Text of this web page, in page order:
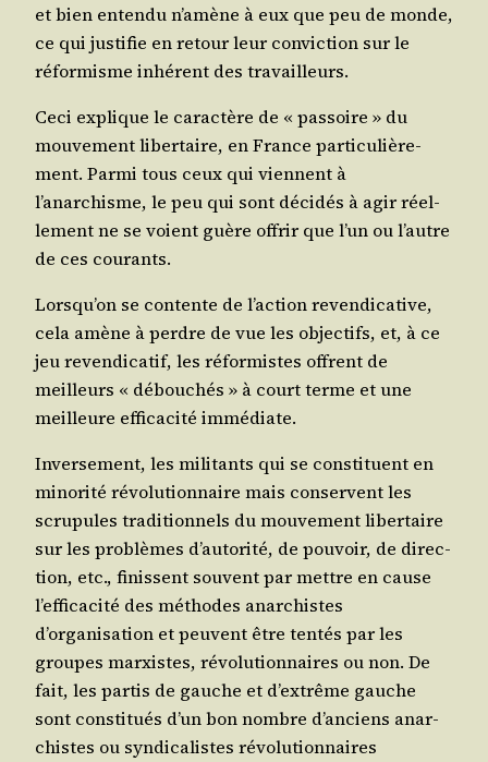
et bien enten­du n’amène à eux que peu de monde,
ce qui jus­ti­fie en retour leur convic­tion sur le
réfor­misme inhé­rent des travailleurs.
Ceci explique le carac­tère de « pas­soire » du
mou­ve­ment liber­taire, en France par­ti­cu­liè­re­
ment. Par­mi tous ceux qui viennent à
l’anarchisme, le peu qui sont déci­dés à agir réel­
le­ment ne se voient guère offrir que l’un ou l’autre
de ces courants.
Lorsqu’on se contente de l’action reven­di­ca­tive,
cela amène à perdre de vue les objec­tifs, et, à ce
jeu reven­di­ca­tif, les réfor­mistes offrent de
meilleurs « débou­chés » à court terme et une
meilleure effi­ca­ci­té immédiate.
Inver­se­ment, les mili­tants qui se consti­tuent en
mino­ri­té révo­lu­tion­naire mais conservent les
scru­pules tra­di­tion­nels du mou­ve­ment liber­taire
sur les pro­blèmes d’autorité, de pou­voir, de direc­
tion, etc., finissent sou­vent par mettre en cause
l’efficacité des méthodes anar­chistes
d’organisation et peuvent être ten­tés par les
groupes mar­xistes, révo­lu­tion­naires ou non. De
fait, les par­tis de gauche et d’extrême gauche
sont consti­tués d’un bon nombre d’anciens anar­
chistes ou syn­di­ca­listes révo­lu­tion­naires